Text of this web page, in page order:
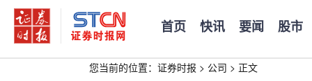
首页 快讯 要闻 股市
您当前的位置： 证券时报 > 公司 > 正文